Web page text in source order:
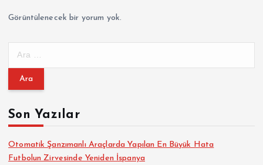
Görüntülenecek bir yorum yok.
m
:Son Yazılar
Otomatik Şanzımanlı Araçlarda Yapılan En Büyük Hata
Futbolun Zirvesinde Yeniden İspanya